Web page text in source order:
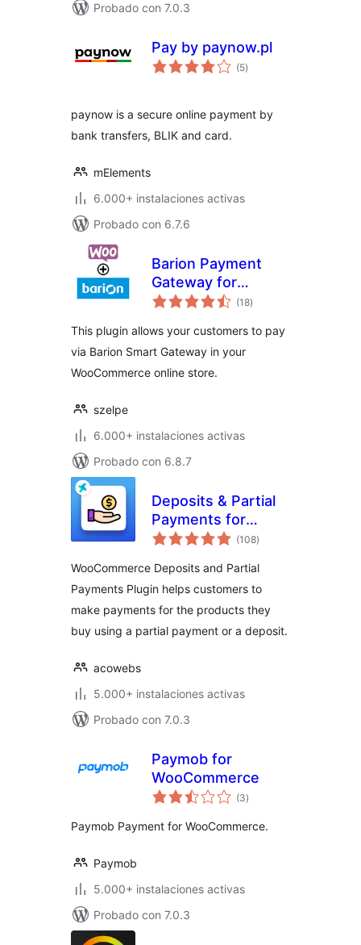
Probado con 7.0.3
Pay by paynow.pl
(5valoraciones
en
)
paynow is a secure online payment by
bank transfers, BLIK and card.
mElements
6.000+ instalaciones activas
Probado con 6.7.6
Barion Payment
Gateway for
WooCommerce
(18valoraciones
en
)
This plugin allows your customers to pay
via Barion Smart Gateway in your
WooCommerce online store.
szelpe
6.000+ instalaciones activas
Probado con 6.8.7
Deposits & Partial
Payments for
WooCommerce
(108valoraciones
en
)
WooCommerce Deposits and Partial
Payments Plugin helps customers to
make payments for the products they
buy using a partial payment or a deposit.
acowebs
5.000+ instalaciones activas
Probado con 7.0.3
Paymob for
WooCommerce
(3valoraciones
en
)
Paymob Payment for WooCommerce.
Paymob
5.000+ instalaciones activas
Probado con 7.0.3